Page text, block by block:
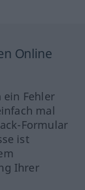
Online
ein Fehler
mal
Formular
ist
Ihrer